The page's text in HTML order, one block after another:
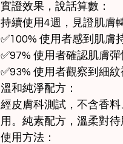
實證效果，說話算數：
持續使用4週，見證肌膚
✅100% 使用者感到肌膚
✅97% 使用者確認肌膚
✅93% 使用者觀察到細
溫和純淨配方：
經皮膚科測試，不含香
用。純素配方，溫柔對待
使用方法：